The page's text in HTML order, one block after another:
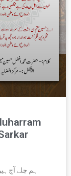
ہم چلے آج